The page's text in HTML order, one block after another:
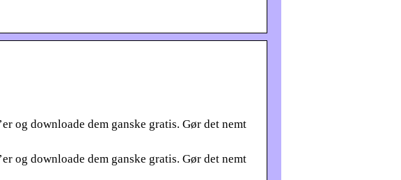
og downloade dem ganske gratis. Gør det nemt
og downloade dem ganske gratis. Gør det nemt